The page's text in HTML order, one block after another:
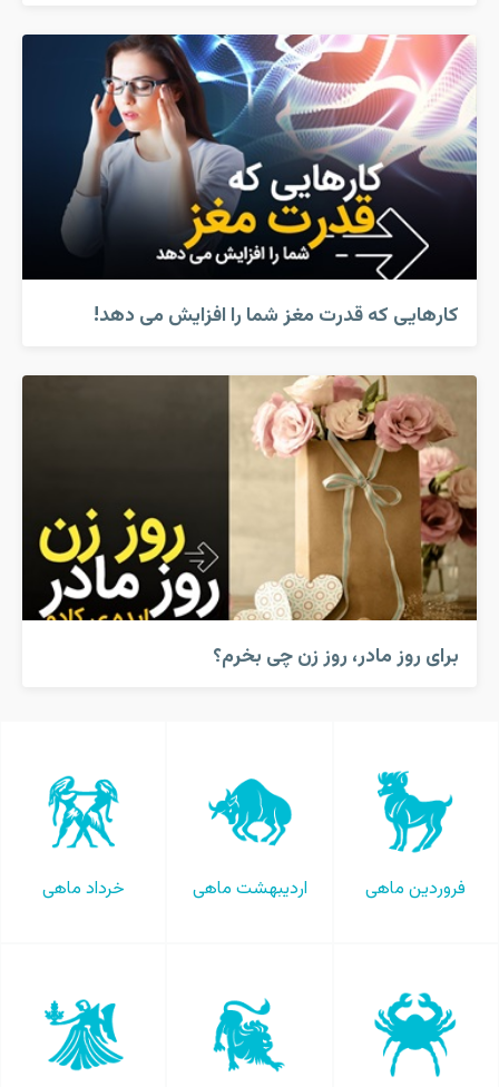
کارهایی که قدرت مغز شما را افزایش می دهد!
برای روز مادر، روز زن چی بخرم؟
فروردین ماهی اردیبهشت ماهی خرداد ماهی